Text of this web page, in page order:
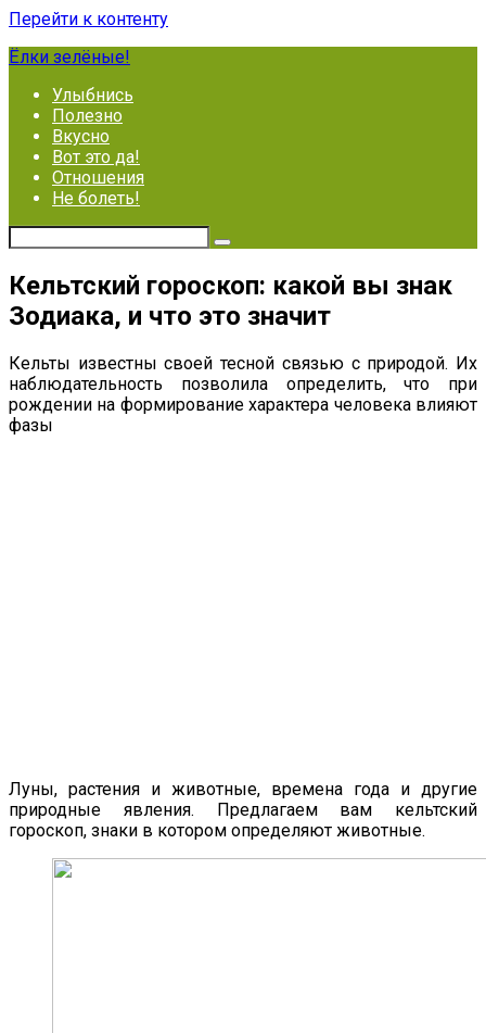
Перейти к контенту
Ёлки зелёные!
Улыбнись
Полезно
Вкусно
Вот это да!
Отношения
Не болеть!
Кельтский гороскоп: какой вы знак
Зодиака, и что это значит
Кельты известны своей тесной связью с природой. Их
наблюдательность позволила определить, что при
рождении на формирование характера человека влияют
фазы
Луны, растения и животные, времена года и другие
природные явления. Предлагаем вам кельтский
гороскоп, знаки в котором определяют животные.